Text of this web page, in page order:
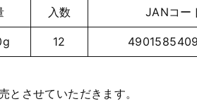
入数 JANコー
12
させていただきます。